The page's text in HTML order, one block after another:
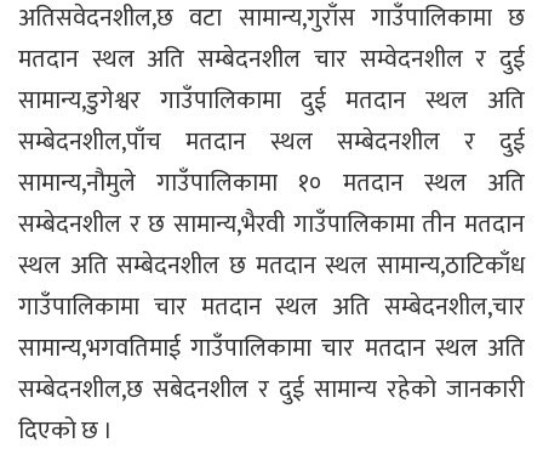
अतिसवेदनशील,छ वटा सामान्य,गुराँस गाउँपालिकामा छ
मतदान स्थल अति सम्बेदनशील चार सम्वेदनशील र दुई
सामान्य,डुगेश्वर गाउँपालिकामा दुई मतदान स्थल अति
सम्बेदनशील,पाँच मतदान स्थल सम्बेदनशील र दुई
सामान्य,नौमुले गाउँपालिकामा १० मतदान स्थल अति
सम्बेदनशील र छ सामान्य,भैरवी गाउँपालिकामा तीन मतदान
स्थल अति सम्बेदनशील छ मतदान स्थल सामान्य,ठाटिकाँध
गाउँपालिकामा चार मतदान स्थल अति सम्बेदनशील,चार
सामान्य,भगवतिमाई गाउँपालिकामा चार मतदान स्थल अति
सम्बेदनशील,छ सबेदनशील र दुई सामान्य रहेको जानकारी
दिएको छ ।